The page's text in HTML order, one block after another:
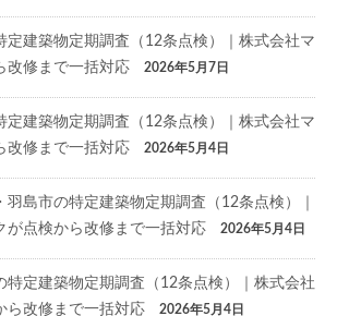
定建築物定期調査（12条点検）｜株式会社マ
改修まで一括対応
2026年5月7日
定建築物定期調査（12条点検）｜株式会社マ
改修まで一括対応
2026年5月4日
羽島市の特定建築物定期調査（12条点検）｜
が点検から改修まで一括対応
2026年5月4日
特定建築物定期調査（12条点検）｜株式会社
ら改修まで一括対応
2026年5月4日